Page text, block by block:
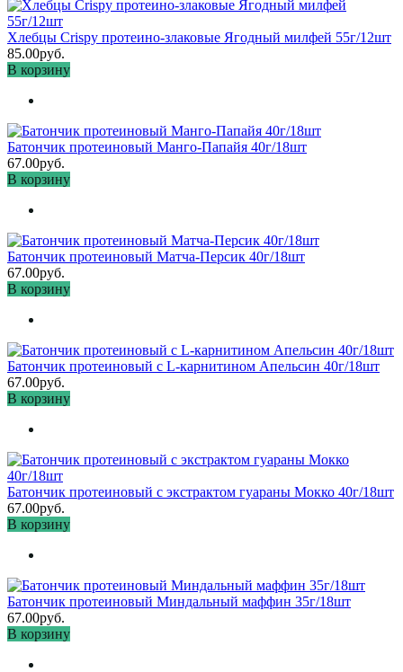
Хлебцы Crispy протеино-злаковые Ягодный милфей 55г/12шт
85.00руб.
В корзину
Батончик протеиновый Манго-Папайя 40г/18шт
67.00руб.
В корзину
Батончик протеиновый Матча-Персик 40г/18шт
67.00руб.
В корзину
Батончик протеиновый с L-карнитином Апельсин 40г/18шт
67.00руб.
В корзину
Батончик протеиновый с экстрактом гуараны Мокко 40г/18шт
67.00руб.
В корзину
Батончик протеиновый Миндальный маффин 35г/18шт
67.00руб.
В корзину